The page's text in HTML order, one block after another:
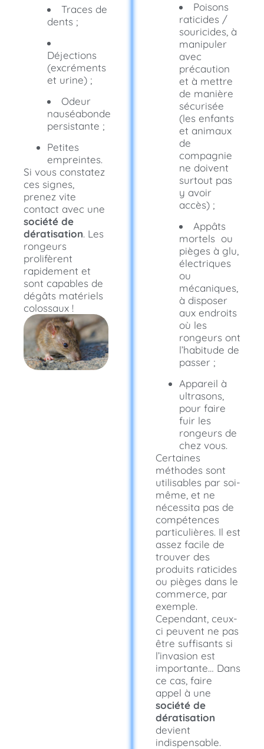
Traces de
dents ;
Déjections
(excréments
et urine) ;
Odeur
nauséabonde
persistante ;
Petites
empreintes.
Si vous constatez
ces signes,
prenez vite
contact avec une
société de
dératisation. Les
rongeurs
prolifèrent
rapidement et
sont capables de
dégâts matériels
colossaux !
Poisons
raticides /
souricides, à
manipuler
avec
précaution
et à mettre
de manière
sécurisée
(les enfants
et animaux
de
compagnie
ne doivent
surtout pas
y avoir
accès) ;
Appâts
mortels ou
pièges à glu,
électriques
ou
mécaniques,
à disposer
aux endroits
où les
rongeurs ont
l’habitude de
passer ;
Appareil à
ultrasons,
pour faire
fuir les
rongeurs de
chez vous.
Certaines
méthodes sont
utilisables par soi-
même, et ne
nécessita pas de
compétences
particulières. Il est
assez facile de
trouver des
produits raticides
ou pièges dans le
commerce, par
exemple.
Cependant, ceux-
ci peuvent ne pas
être suffisants si
l’invasion est
importante… Dans
ce cas, faire
appel à une
société de
dératisation
devient
indispensable.